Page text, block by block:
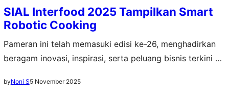
SIAL Interfood 2025 Tampilkan Smart
Robotic Cooking
Pameran ini telah memasuki edisi ke-26, menghadirkan
beragam inovasi, inspirasi, serta peluang bisnis terkini di
kafe hingga bakery
byNoni S5 November 2025